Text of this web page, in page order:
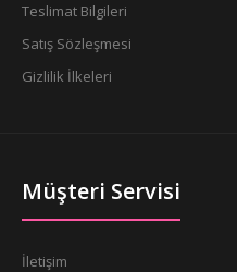
Teslimat Bilgileri
Satış Sözleşmesi
Gizlilik İlkeleri
Müşteri Servisi
İletişim